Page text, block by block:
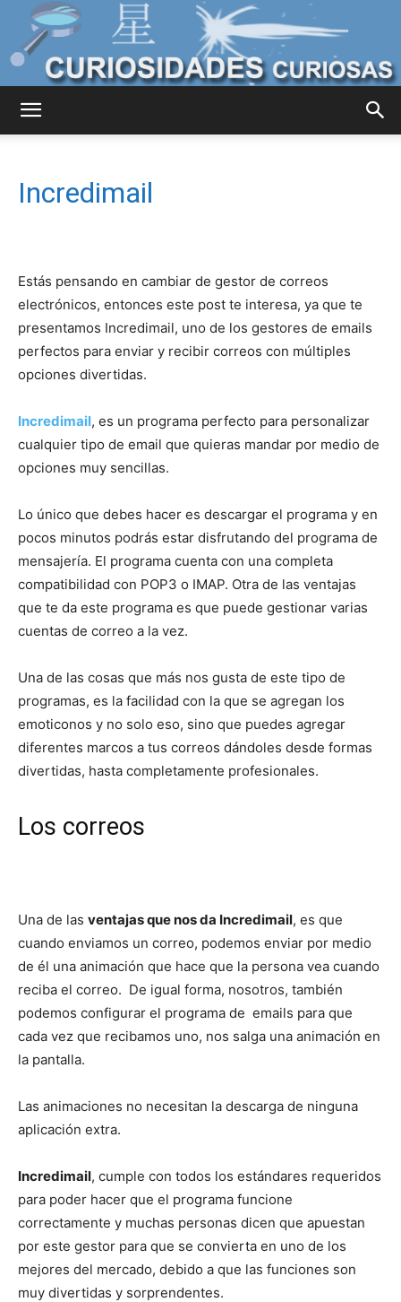
del
Incredimail
Estás pensando en cambiar de gestor de correos
electrónicos, entonces este post te interesa, ya que te
presentamos Incredimail, uno de los gestores de emails
perfectos para enviar y recibir correos con múltiples
opciones divertidas.
Incredimail, es un programa perfecto para personalizar
cualquier tipo de email que quieras mandar por medio de
opciones muy sencillas.
Lo único que debes hacer es descargar el programa y en
pocos minutos podrás estar disfrutando del programa de
mensajería. El programa cuenta con una completa
compatibilidad con POP3 o IMAP. Otra de las ventajas
que te da este programa es que puede gestionar varias
cuentas de correo a la vez.
Una de las cosas que más nos gusta de este tipo de
programas, es la facilidad con la que se agregan los
emoticonos y no solo eso, sino que puedes agregar
diferentes marcos a tus correos dándoles desde formas
divertidas, hasta completamente profesionales.
Los correos
Una de las ventajas que nos da Incredimail, es que
cuando enviamos un correo, podemos enviar por medio
de él una animación que hace que la persona vea cuando
reciba el correo. De igual forma, nosotros, también
podemos configurar el programa de emails para que
cada vez que recibamos uno, nos salga una animación en
la pantalla.
Las animaciones no necesitan la descarga de ninguna
aplicación extra.
Incredimail, cumple con todos los estándares requeridos
para poder hacer que el programa funcione
correctamente y muchas personas dicen que apuestan
por este gestor para que se convierta en uno de los
mejores del mercado, debido a que las funciones son
muy divertidas y sorprendentes.